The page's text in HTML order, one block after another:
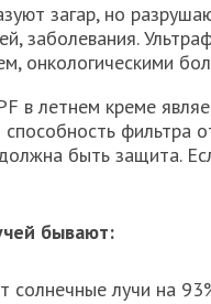
загар, но
заболевания.
онкологическими
в летнем креме
способность
быть защита.
бывают:
солнечные лучи на